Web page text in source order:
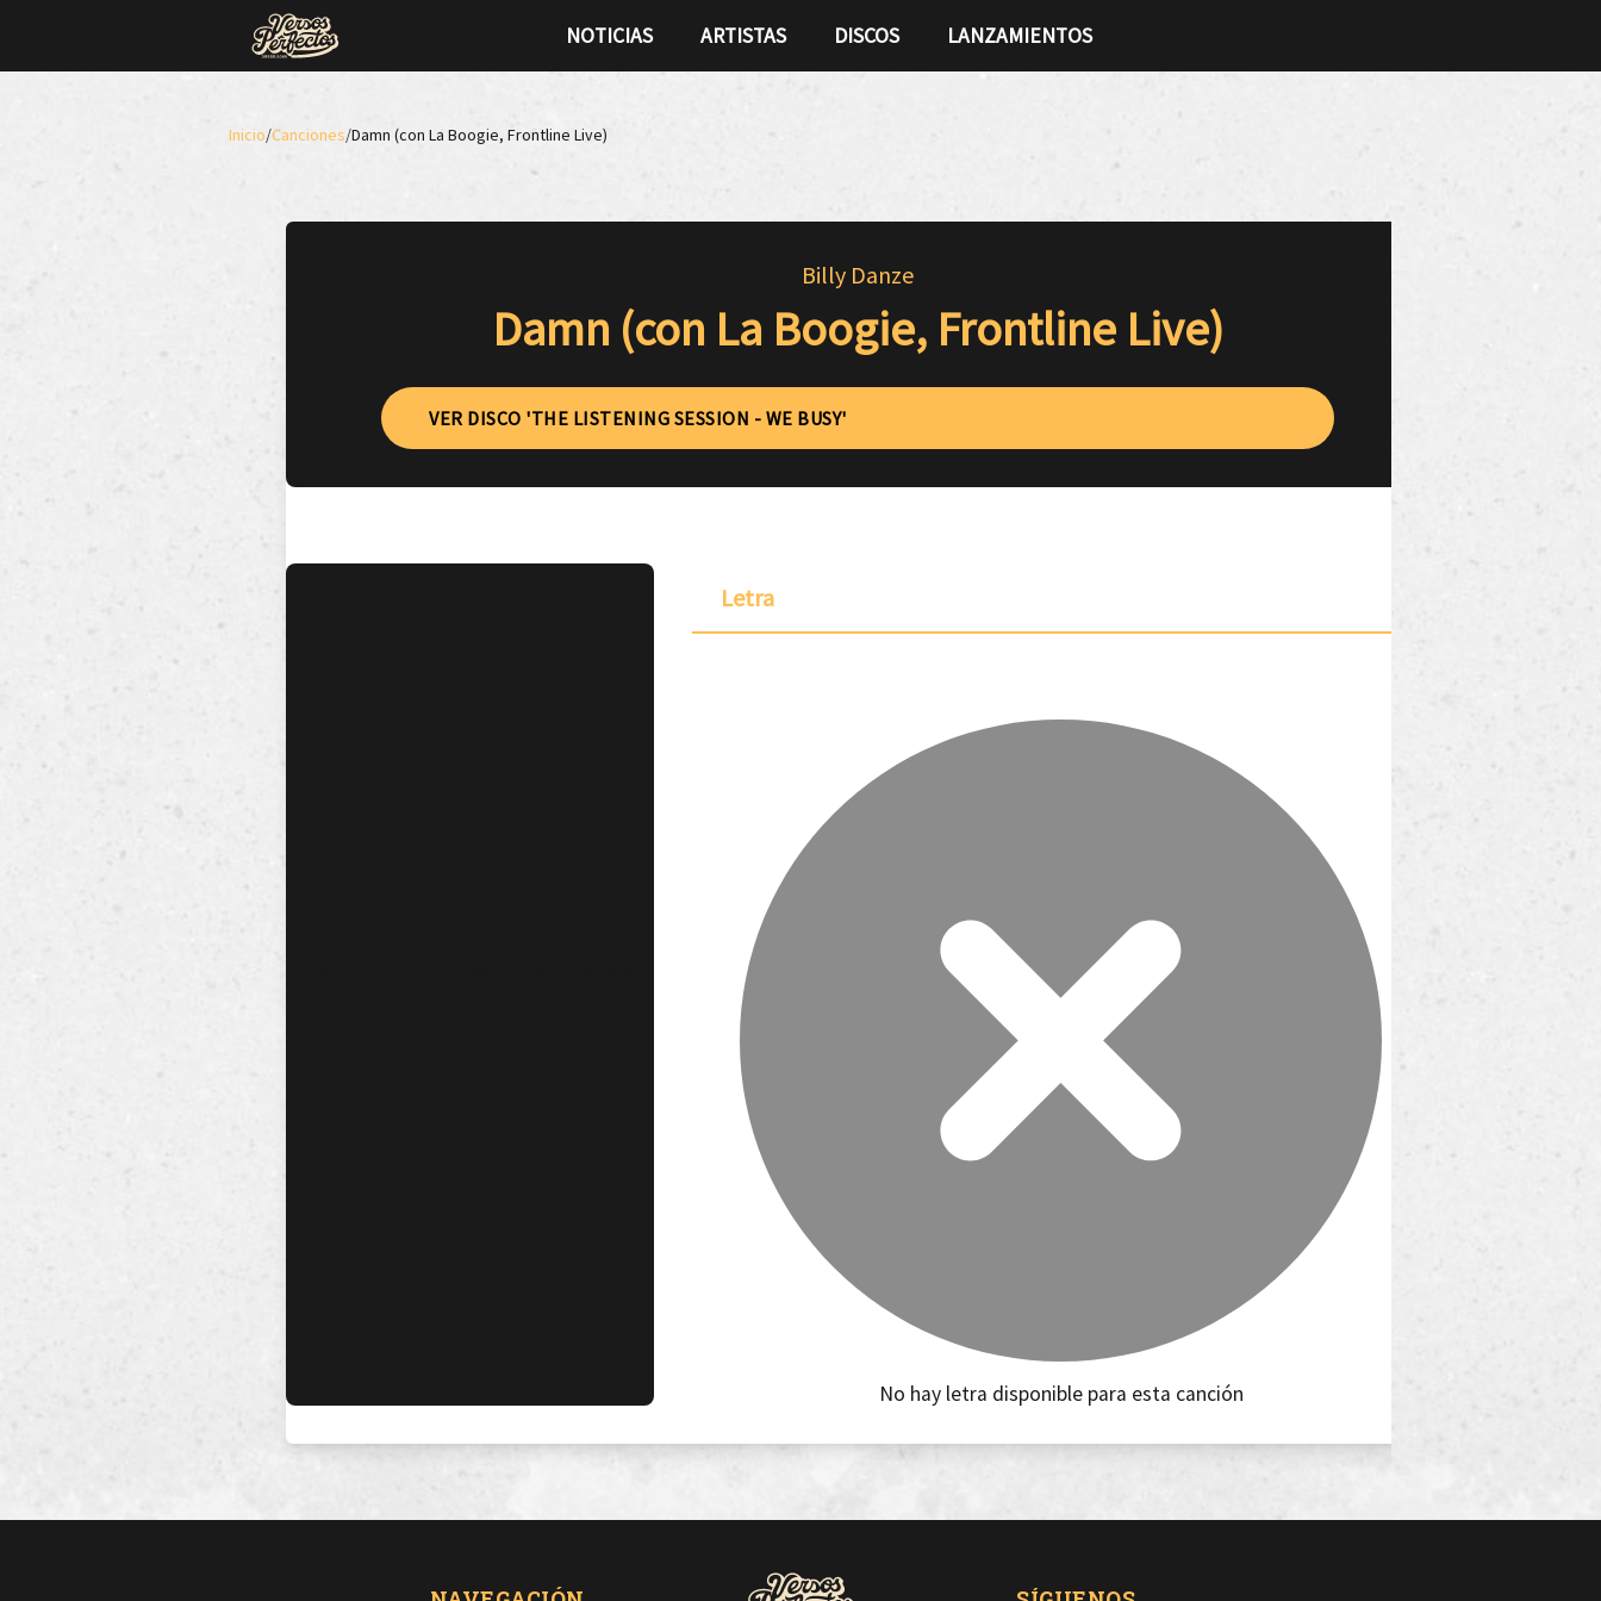
NOTICIAS ARTISTAS DISCOS LANZAMIENTOS
Inicio/Canciones/Damn (con La Boogie, Frontline Live)
Billy Danze
Damn (con La Boogie, Frontline Live)
VER DISCO 'THE LISTENING SESSION - WE BUSY'
Letra
No hay letra disponible para esta canción